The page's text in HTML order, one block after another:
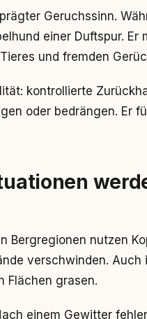
Geruchssinn.
einer Duftspur.
und fremden
kontrollierte
oder bedrängen. Er
Bergregionen nutzen
verschwinden.
Flächen grasen.
einem Gewitter